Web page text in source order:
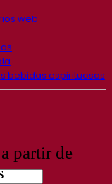
web
bebidas espirituosas
partir de